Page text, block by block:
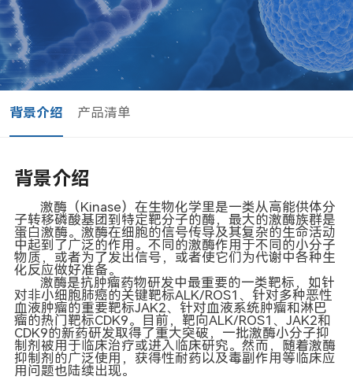
背景介绍 产品清单
背景介绍
激酶（Kinase）在生物化学里是一类从高能供体分
子转移磷酸基团到特定靶分子的酶，最大的激酶族群是
蛋白激酶。激酶在细胞的信号传导及其复杂的生命活动
中起到了广泛的作用。不同的激酶作用于不同的小分子
物质，或者为了发出信号，或者使它们为代谢中各种生
化反应做好准备。
激酶是抗肿瘤药物研发中最重要的一类靶标，如针
对非小细胞肺癌的关键靶标ALK/ROS1、针对多种恶性
血液肿瘤的重要靶标JAK2、针对血液系统肿瘤和淋巴
瘤的热门靶标CDK9。目前，靶向ALK/ROS1、JAK2和
CDK9的新药研发取得了重大突破，一批激酶小分子抑
制剂被用于临床治疗或进入临床研究。然而，随着激酶
抑制剂的广泛使用，获得性耐药以及毒副作用等临床应
用问题也陆续出现。